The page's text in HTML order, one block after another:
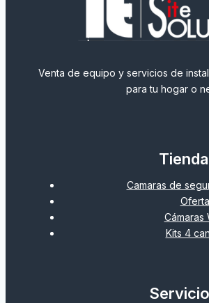
Venta de equipo y servicios de
para tu hogar o
Tienda
Camaras de
Cámaras
Kits 4